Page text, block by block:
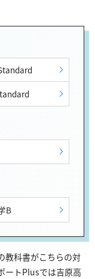
B
教科書がこちらの対
ートPlusでは吉原高